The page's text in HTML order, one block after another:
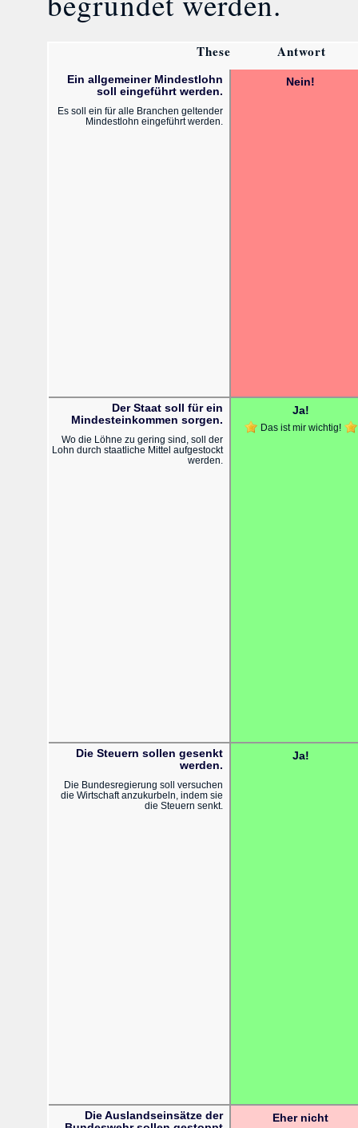
These Antwort
Ein allgemeiner Mindestlohn
soll eingeführt werden.
Es soll ein für alle Branchen geltender
Mindestlohn eingeführt werden.
Nein!
Der Staat soll für ein
Mindesteinkommen sorgen.
Wo die Löhne zu gering sind, soll der
Lohn durch staatliche Mittel aufgestockt
werden.
Ja!
Das ist mir wichtig!
Die Steuern sollen gesenkt
werden.
Die Bundesregierung soll versuchen
die Wirtschaft anzukurbeln, indem sie
die Steuern senkt.
Ja!
Die Auslandseinsätze der
Eher nicht